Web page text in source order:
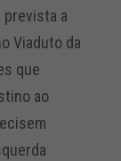
prevista a
Viaduto da
que
ao